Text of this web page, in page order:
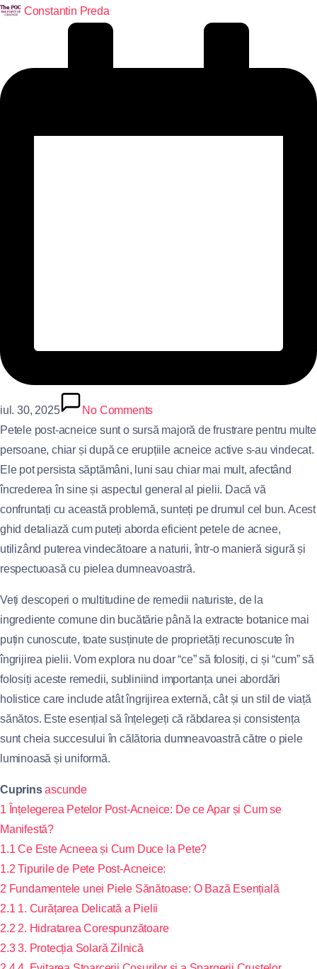
Constantin Preda
iul. 30, 2025
No Comments
Petele post-acneice sunt o sursă majoră de frustrare pentru multe
persoane, chiar și după ce erupțiile acneice active s-au vindecat.
Ele pot persista săptămâni, luni sau chiar mai mult, afectând
încrederea în sine și aspectul general al pielii. Dacă vă
confruntați cu această problemă, sunteți pe drumul cel bun. Acest
ghid detaliază cum puteți aborda eficient petele de acnee,
utilizând puterea vindecătoare a naturii, într-o manieră sigură și
respectuoasă cu pielea dumneavoastră.
Veți descoperi o multitudine de remedii naturiste, de la
ingrediente comune din bucătărie până la extracte botanice mai
puțin cunoscute, toate susținute de proprietăți recunoscute în
îngrijirea pielii. Vom explora nu doar “ce” să folosiți, ci și “cum” să
folosiți aceste remedii, subliniind importanța unei abordări
holistice care include atât îngrijirea externă, cât și un stil de viață
sănătos. Este esențial să înțelegeți că răbdarea și consistența
sunt cheia succesului în călătoria dumneavoastră către o piele
luminoasă și uniformă.
Cuprins ascunde
1 Înțelegerea Petelor Post-Acneice: De ce Apar și Cum se
Manifestă?
1.1 Ce Este Acneea și Cum Duce la Pete?
1.2 Tipurile de Pete Post-Acneice:
2 Fundamentele unei Piele Sănătoase: O Bază Esențială
2.1 1. Curățarea Delicată a Pielii
2.2 2. Hidratarea Corespunzătoare
2.3 3. Protecția Solară Zilnică